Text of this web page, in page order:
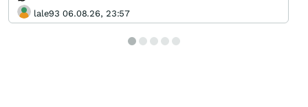
lale93 06.08.26, 23:57